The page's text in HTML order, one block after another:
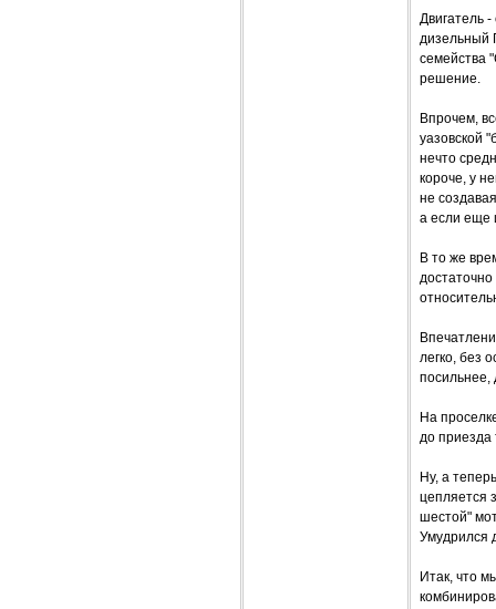
Двигатель
дизельный
семейства
решение.
Впрочем,
уазовской
нечто
короче, у
не
а если еще
В то же
легко, без
посильнее,
На
до приезда
Ну, а
цепляется
шестой"
Умудрился
Итак, что